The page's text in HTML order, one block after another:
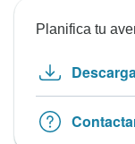
Planifica tu